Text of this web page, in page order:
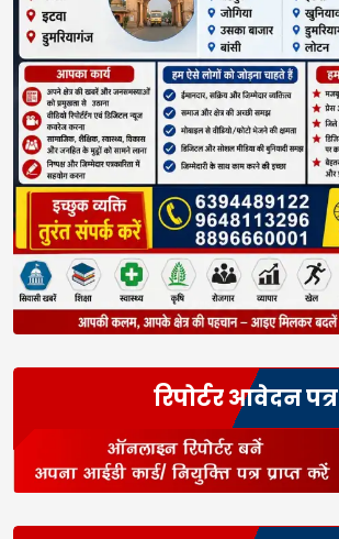
रिपोर्टर आवेदन पत्र